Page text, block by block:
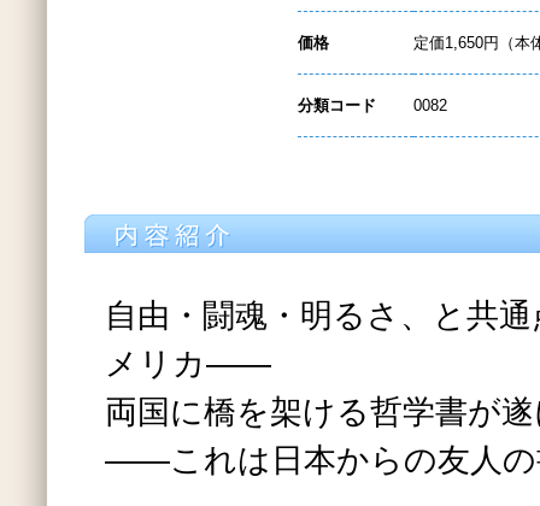
価格 定価1,650円（本
分類コード 0082
自由・闘魂・明るさ、と共
メリカ――
両国に橋を架ける哲学書が
――これは日本からの友人の